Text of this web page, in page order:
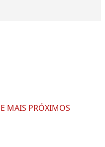
MAIS PRÓXIMOS